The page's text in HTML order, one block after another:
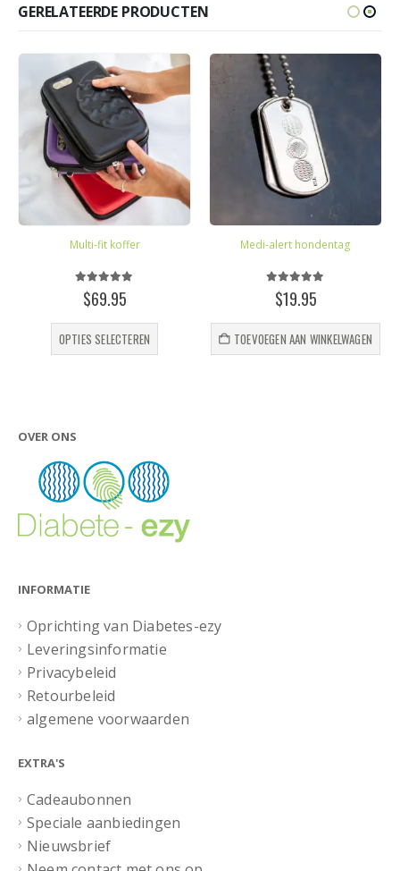
GERELATEERDE PRODUCTEN
Multi-fit koffer
5.00out of 5
$69.95
OPTIES SELECTEREN
Dit product heeft meerdere variaties. Deze optie kan gekozen worden op de productpagina
Medi-alert hondentag
5.00out of 5
$19.95
TOEVOEGEN AAN WINKELWAGEN
OVER ONS
INFORMATIE
Oprichting van Diabetes-ezy
Leveringsinformatie
Privacybeleid
Retourbeleid
algemene voorwaarden
EXTRA'S
Cadeaubonnen
Speciale aanbiedingen
Nieuwsbrief